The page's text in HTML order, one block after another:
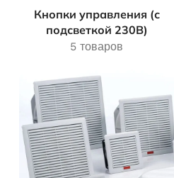
Кнопки управления (с
подсветкой 230В)
5 товаров